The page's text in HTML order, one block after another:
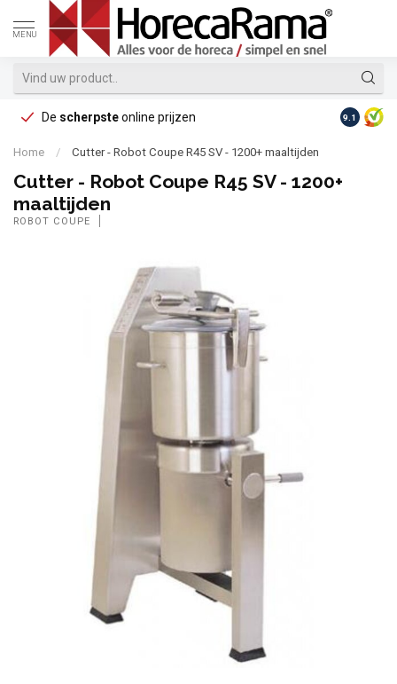
MENU
De scherpsteonline prijzen Op
9.1
Home / Cutter - Robot Coupe R45 SV - 1200+ maaltijden
Cutter - Robot Coupe R45 SV - 1200+
maaltijden
ROBOT COUPE